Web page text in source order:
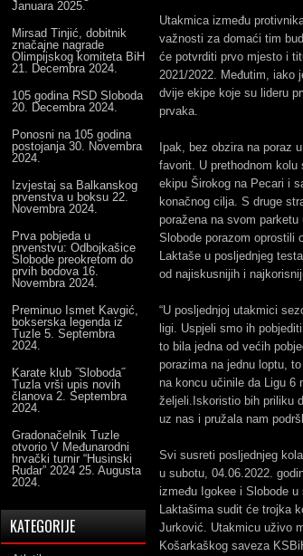
Utakmica između
važnosti za domaći tim
će potvrditi prvo mjesto i
2021/2022. Međutim, iako
dvije ekipe koje su lideru
prvaka.
Ipak, bez obzira na poraz
favorit. U prethodnom
ekipu Širokog na Pecari i
konačnog cilja. S druge
poražena na svom
Slobode porazom oprostili
Laktaše u posljednjeg
od najiskusnijih i
“U posljednjoj utakmici
ligi. Uspjeli smo ih
to bila jedna od većih
porazima na jednu loptu,
na koncu učinile da Ligu 6
željeli.Iskoristio bih priliku
uz nas i pružala nam
Svi susreti posljednjeg
u subotu, 04.06.2022.
između Igokee i Slobode
Laktašima sudit će trojka
Jurković. Utakmicu uživo
Košarkaškog saveza
Januara 2025.
Mirsad Tinjić, dobitnik
značajne nagrade
Olimpijskog komiteta BiH
21. Decembra 2024.
105 godina RSD Sloboda
20. Decembra 2024.
Ponosni na 105 godina
postojanja 30. Novembra
2024.
Izvjestaj sa Balkanskog
prvenstva u boksu 22.
Novembra 2024.
Prva pobjeda u
prvenstvu: Odbojkašice
Slobode preokretom do
prvih bodova 16.
Novembra 2024.
Preminuo Ismet Kavgić,
bokserska legenda iz
Tuzle 5. Septembra
2024.
Karate klub ˝Sloboda˝
Tuzla vrši upis novih
članova 2. Septembra
2024.
Gradonačelnik Tuzle
otvorio V Međunarodni
hrvački turnir “Husinski
Rudar” 2024 25. Augusta
2024.
KATEGORIJE